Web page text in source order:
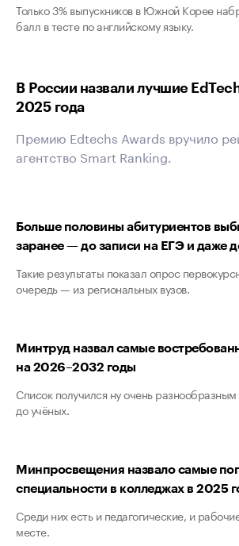
Только 3% выпускников в Южной Корее
балл в тесте по английскому языку.
В России назвали лучшие
2025 года
Премию Edtechs Awards вручило
агентство Smart Ranking.
Больше половины абитуриентов
заранее — до записи на ЕГЭ и даже
Такие результаты показал опрос
очередь — из региональных вузов.
Минтруд назвал самые
на 2026–2032 годы
Список получился ну очень
до учёных.
Минпросвещения назвало самые
специальности в колледжах в 2025
Среди них есть и педагогические, и
месте.